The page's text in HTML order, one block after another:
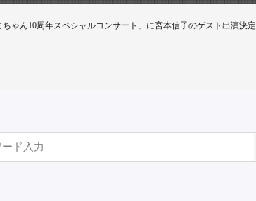
ちゃん10周年スペシャルコンサート」に宮本信子のゲスト出演決定